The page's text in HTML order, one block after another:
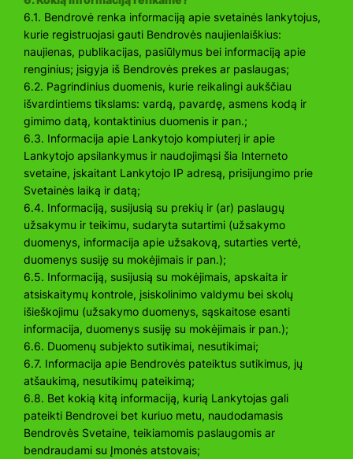
6.1. Bendrovė renka informaciją apie svetainės lankytojus,
kurie registruojasi gauti Bendrovės naujienlaiškius:
naujienas, publikacijas, pasiūlymus bei informaciją apie
renginius; įsigyja iš Bendrovės prekes ar paslaugas;
6.2. Pagrindinius duomenis, kurie reikalingi aukščiau
išvardintiems tikslams: vardą, pavardę, asmens kodą ir
gimimo datą, kontaktinius duomenis ir pan.;
6.3. Informacija apie Lankytojo kompiuterį ir apie
Lankytojo apsilankymus ir naudojimąsi šia Interneto
svetaine, įskaitant Lankytojo IP adresą, prisijungimo prie
Svetainės laiką ir datą;
6.4. Informaciją, susijusią su prekių ir (ar) paslaugų
užsakymu ir teikimu, sudaryta sutartimi (užsakymo
duomenys, informacija apie užsakovą, sutarties vertė,
duomenys susiję su mokėjimais ir pan.);
6.5. Informaciją, susijusią su mokėjimais, apskaita ir
atsiskaitymų kontrole, įsiskolinimo valdymu bei skolų
išieškojimu (užsakymo duomenys, sąskaitose esanti
informacija, duomenys susiję su mokėjimais ir pan.);
6.6. Duomenų subjekto sutikimai, nesutikimai;
6.7. Informacija apie Bendrovės pateiktus sutikimus, jų
atšaukimą, nesutikimų pateikimą;
6.8. Bet kokią kitą informaciją, kurią Lankytojas gali
pateikti Bendrovei bet kuriuo metu, naudodamasis
Bendrovės Svetaine, teikiamomis paslaugomis ar
bendraudami su Įmonės atstovais;